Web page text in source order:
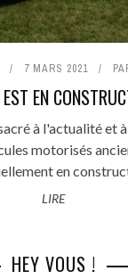
7 MARS 2021
EN
à l'actualité et
motorisés
en
LIRE
HEY VOUS !